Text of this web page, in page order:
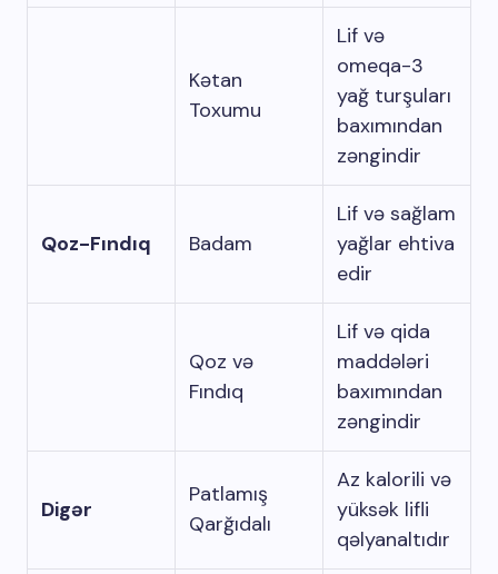
Kətan
Toxumu
Lif və
omeqa-3
yağ turşuları
baxımından
zəngindir
Qoz-Fındıq Badam
Lif və sağlam
yağlar ehtiva
edir
Qoz və
Fındıq
Lif və qida
maddələri
baxımından
zəngindir
Digər
Patlamış
Qarğıdalı
Az kalorili və
yüksək lifli
qəlyanaltıdır